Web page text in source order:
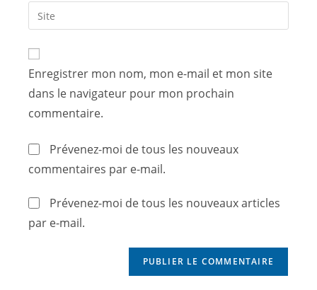
Enregistrer mon nom, mon e-mail et mon site
dans le navigateur pour mon prochain
commentaire.
Prévenez-moi de tous les nouveaux
commentaires par e-mail.
Prévenez-moi de tous les nouveaux articles
par e-mail.